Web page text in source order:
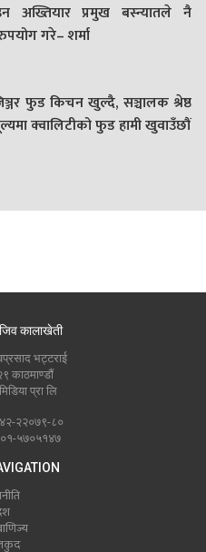
अख्तियार प्रमुख बस्न्यातले नै
गरे– शर्मा
फुड किचन खुल्दै, सञ्चालक श्रेष्ठ
क्वालिटीको फुड हामी खुवाउँछौं
कालाखेती
भट्टराई
काठमाण्डौं
प्रा लि
२२०७९-८०
०१-५७०५१४७